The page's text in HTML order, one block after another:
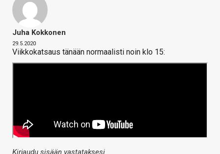
Juha Kokkonen
29.5.2020
Viikkokatsaus tänään normaalisti noin klo 15:
Kirjaudu sisään vastataksesi